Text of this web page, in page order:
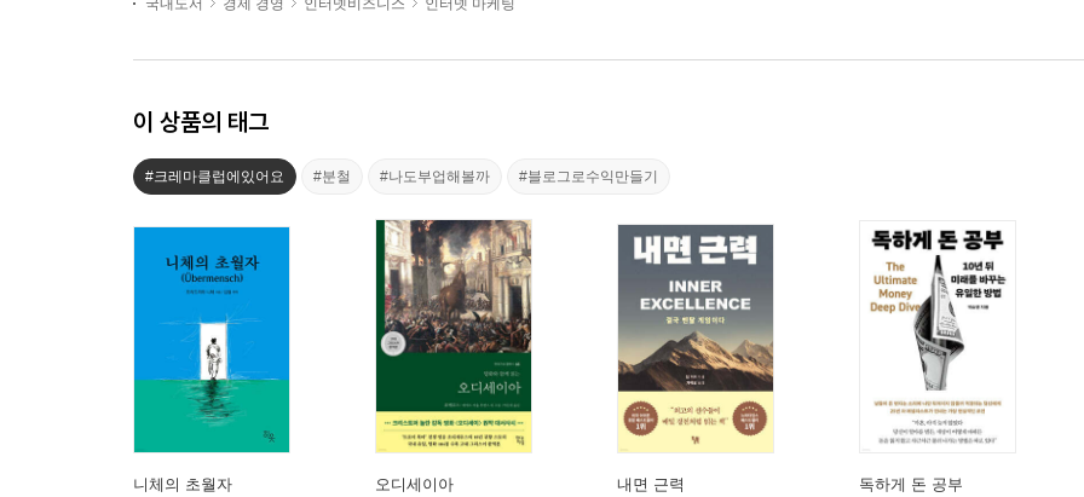
국내도서
경제 경영 인터넷비즈니스 인터넷 마케팅
이 상품의 태그
#크레마클럽에있어요 #분철 #나도부업해볼까 #블로그로수익만들기
니체의 초월자 오디세이아 내면 근력 독하게 돈 공부